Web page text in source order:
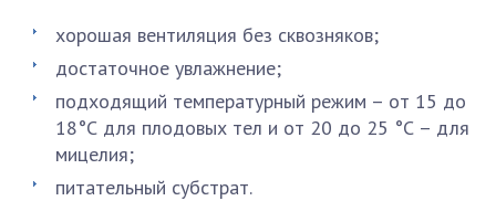
хорошая вентиляция без сквозняков;
достаточное увлажнение;
подходящий температурный режим – от 15 до
18°С для плодовых тел и от 20 до 25 °С – для
мицелия;
питательный субстрат.